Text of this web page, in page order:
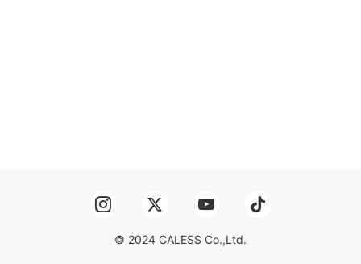
© 2024 CALESS Co.,Ltd.